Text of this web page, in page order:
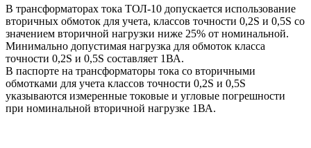
В трансформаторах тока ТОЛ-10 допускается использование
вторичных обмоток для учета, классов точности 0,2S и 0,5S со
значением вторичной нагрузки ниже 25% от номинальной.
Минимально допустимая нагрузка для обмоток класса
точности 0,2S и 0,5S составляет 1ВА.
В паспорте на трансформаторы тока со вторичными
обмотками для учета классов точности 0,2S и 0,5S
указываются измеренные токовые и угловые погрешности
при номинальной вторичной нагрузке 1ВА.